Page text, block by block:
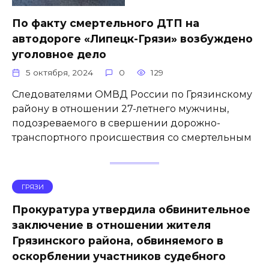
По факту смертельного ДТП на
автодороге «Липецк-Грязи» возбуждено
уголовное дело
5 октября, 2024 0 129
Следователями ОМВД России по Грязинскому
району в отношении 27-летнего мужчины,
подозреваемого в свершении дорожно-
транспортного происшествия со смертельным
ГРЯЗИ
Прокуратура утвердила обвинительное
заключение в отношении жителя
Грязинского района, обвиняемого в
оскорблении участников судебного